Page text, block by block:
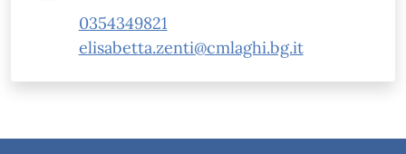
0354349821
elisabetta.zenti@cmlaghi.bg.it